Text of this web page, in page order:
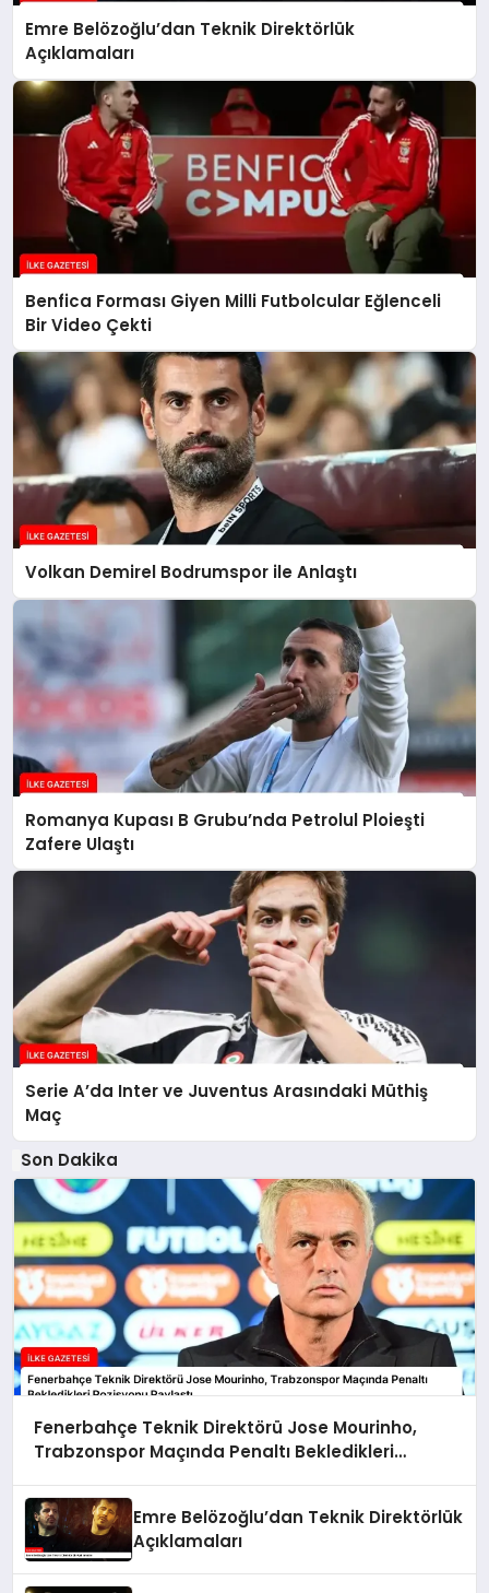
Emre Belözoğlu’dan Teknik Direktörlük
Açıklamaları
Benfica Forması Giyen Milli Futbolcular Eğlenceli
Bir Video Çekti
Volkan Demirel Bodrumspor ile Anlaştı
Romanya Kupası B Grubu’nda Petrolul Ploieşti
Zafere Ulaştı
Serie A’da Inter ve Juventus Arasındaki Müthiş
Maç
Son Dakika
Fenerbahçe Teknik Direktörü Jose Mourinho,
Trabzonspor Maçında Penaltı Bekledikleri
Emre Belözoğlu’dan Teknik Direktörlük
Açıklamaları